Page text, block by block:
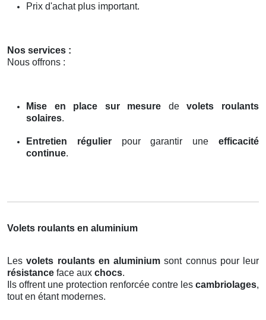
Prix d'achat plus important.
Nos services :
Nous offrons :
Mise en place sur mesure devolets roulants
solaires.
Entretien régulierpour garantir uneefficacité
continue.
Volets roulants en aluminium
Lesvolets roulants en aluminium sont connus pour leur
résistance face aux chocs.
Ils offrent une protection renforcée contre les cambriolages,
tout en étant modernes.